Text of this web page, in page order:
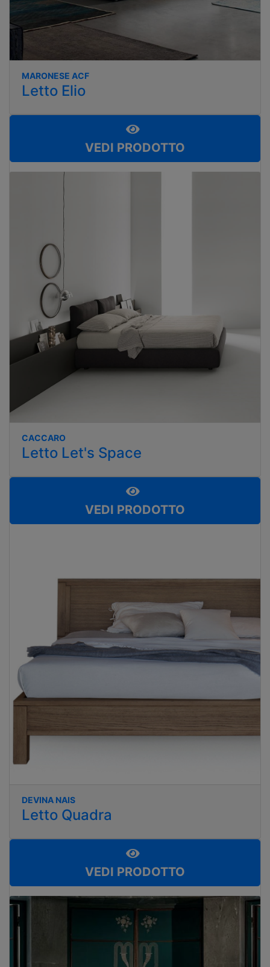
MARONESE ACF
Letto Elio
VEDI PRODOTTO
CACCARO
Letto Let's Space
VEDI PRODOTTO
DEVINA NAIS
Letto Quadra
VEDI PRODOTTO